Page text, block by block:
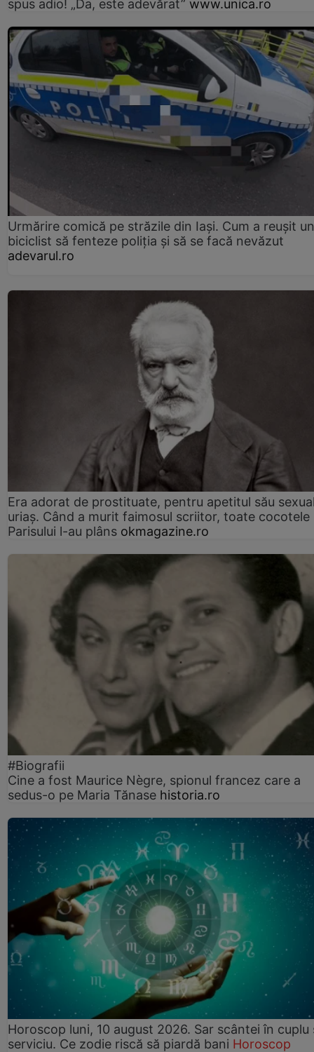
spus adio! „Da, este adevărat” www.unica.ro
Urmărire comică pe străzile din Iași. Cum a reușit un
biciclist să fenteze poliția și să se facă nevăzut
adevarul.ro
Era adorat de prostituate, pentru apetitul său
uriaș. Când a murit faimosul scriitor, toate cocotele
Parisului l-au plâns okmagazine.ro
#Biografii
Cine a fost Maurice Nègre, spionul francez care a
sedus-o pe Maria Tănase historia.ro
Horoscop luni, 10 august 2026. Sar scântei în cuplu
serviciu. Ce zodie riscă să piardă bani Horoscop